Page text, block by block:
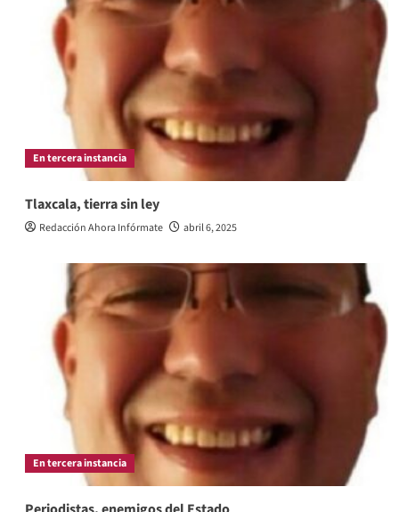
En tercera instancia
Tlaxcala, tierra sin ley
Redacción Ahora Infórmate abril 6, 2025
En tercera instancia